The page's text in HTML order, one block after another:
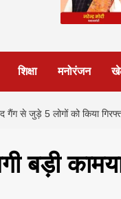
शिक्षा मनोरंजन
गैंग से जुड़े 5 लोगों को किया
बड़ी